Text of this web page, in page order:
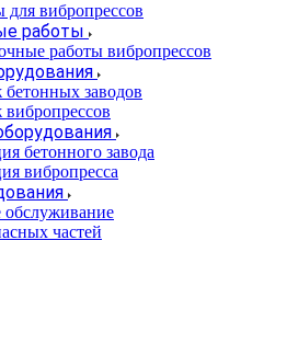
вибропрессов
работы
работы вибропрессов
заводов
бетонного завода
вибропресса
обслуживание
частей